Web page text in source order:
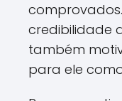
credibilidade
também
para ele